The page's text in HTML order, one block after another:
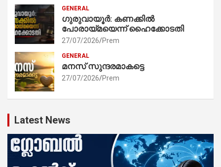
GENERAL
ഗുരുവായൂർ: കണക്കിൽ
പോരായ്മയെന്ന് ഹൈക്കോടതി
27/07/2026 Prem
GENERAL
മനസ് സുന്ദരമാകട്ടെ
27/07/2026 Prem
Latest News